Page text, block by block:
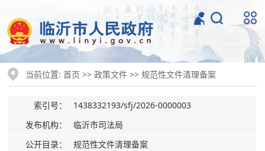
当前位置:首页 >>政策文件 >>规范性文件清理备案
索引号：
1438332193/sfj/2026-0000003
发布机构：
临沂市司法局
公开目录：
规范性文件清理备案